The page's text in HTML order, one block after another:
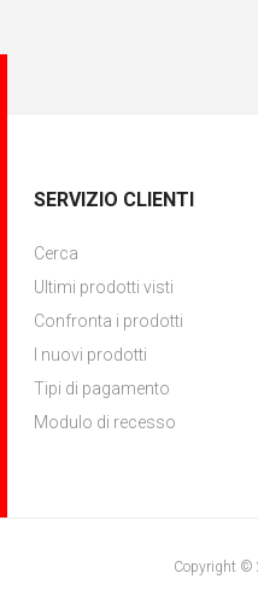
SERVIZIO CLIENTI
Cerca
Ultimi prodotti visti
Confronta i prodotti
I nuovi prodotti
Tipi di pagamento
Modulo di recesso
Copyright ©